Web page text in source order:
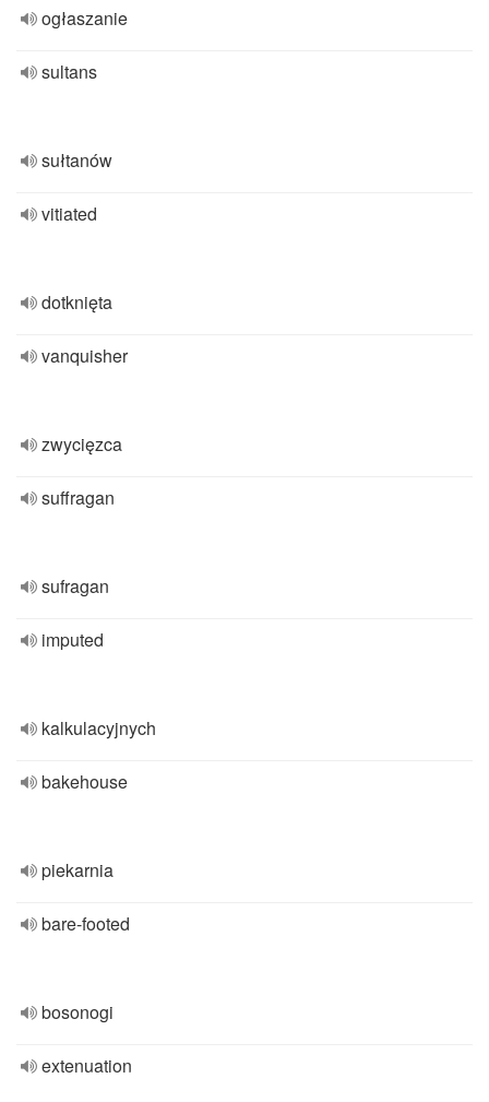
ogłaszanie
sultans
sułtanów
vitiated
dotknięta
vanquisher
zwycięzca
suffragan
sufragan
imputed
kalkulacyjnych
bakehouse
piekarnia
bare-footed
bosonogi
extenuation